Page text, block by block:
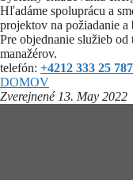
Hľadáme spoluprácu a
projektov na požiadanie
Pre objednanie služieb
manažérov.
telefón: +4212 333 25 787
DOMOV
Zverejnené 13. May 2022